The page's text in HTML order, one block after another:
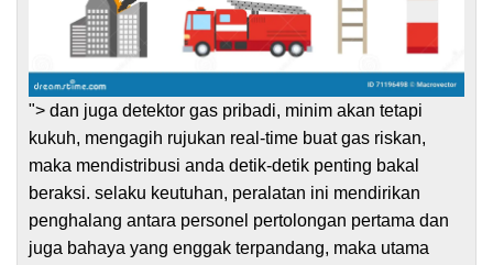
"> dan juga detektor gas pribadi, minim akan tetapi
kukuh, mengagih rujukan real-time buat gas riskan,
maka mendistribusi anda detik-detik penting bakal
beraksi. selaku keutuhan, peralatan ini mendirikan
penghalang antara personel pertolongan pertama dan
juga bahaya yang enggak terpandang, maka utama